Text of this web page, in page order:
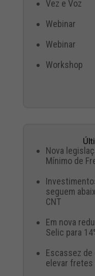
Vez e Voz
Webinar
Webinar
Workshop
Nova
Mínimo de
seguem
CNT
Em nova
Selic para
Escassez
elevar